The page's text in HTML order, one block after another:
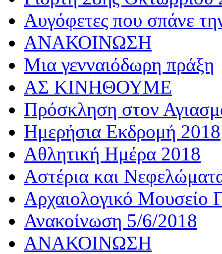
Αυγόφετες που σπάνε
ΑΝΑΚΟΙΝΩΣΗ
Μια γενναιόδωρη πράξη
ΑΣ ΚΙΝΗΘΟΥΜΕ
Πρόσκληση στον
Ημερήσια Εκδρομή 2018
Αθλητική Ημέρα 2018
Αστέρια και
Αρχαιολογικό Μουσείο
Ανακοίνωση 5/6/2018
ΑΝΑΚΟΙΝΩΣΗ